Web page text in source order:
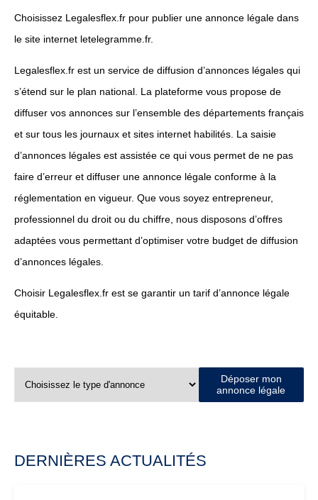
Choisissez Legalesflex.fr pour publier une annonce légale dans
le site internet letelegramme.fr.
Legalesflex.fr est un service de diffusion d’annonces légales qui
s’étend sur le plan national. La plateforme vous propose de
diffuser vos annonces sur l’ensemble des départements français
et sur tous les journaux et sites internet habilités. La saisie
d’annonces légales est assistée ce qui vous permet de ne pas
faire d’erreur et diffuser une annonce légale conforme à la
réglementation en vigueur. Que vous soyez entrepreneur,
professionnel du droit ou du chiffre, nous disposons d’offres
adaptées vous permettant d’optimiser votre budget de diffusion
d’annonces légales.
Choisir Legalesflex.fr est se garantir un tarif d’annonce légale
équitable.
Déposer mon
annonce légale
DERNIÈRES ACTUALITÉS